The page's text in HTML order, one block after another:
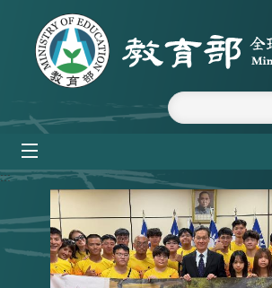
跳到主要內容區塊
:::